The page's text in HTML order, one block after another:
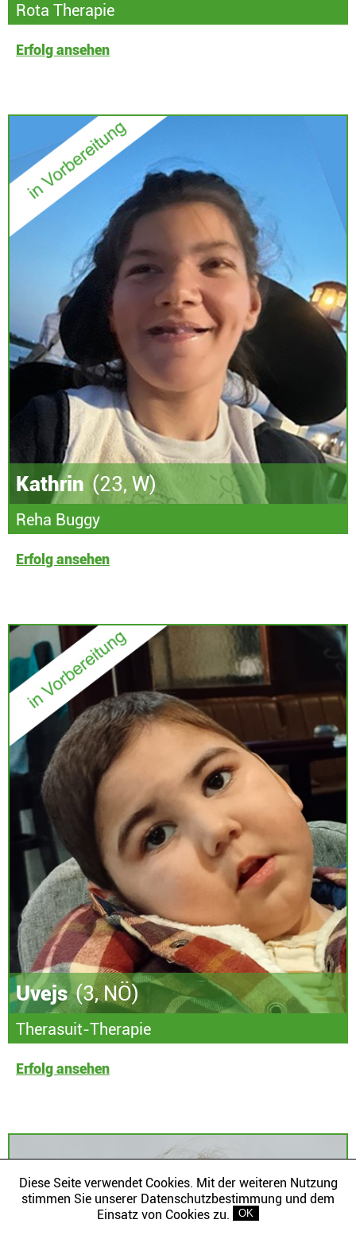
Rota Therapie
Erfolg ansehen
Kathrin (23, W)
Reha Buggy
Erfolg ansehen
Uvejs (3, NÖ)
Therasuit-Therapie
Erfolg ansehen
Diese Seite verwendet Cookies. Mit der weiteren Nutzung
stimmen Sie unserer Datenschutzbestimmung und dem
Einsatz von Cookies zu.
OK